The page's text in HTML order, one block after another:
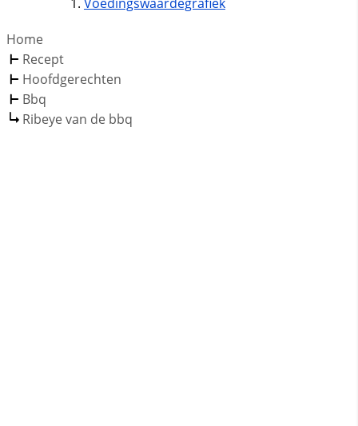
Home
Recept
Hoofdgerechten
Bbq
Ribeye van de bbq